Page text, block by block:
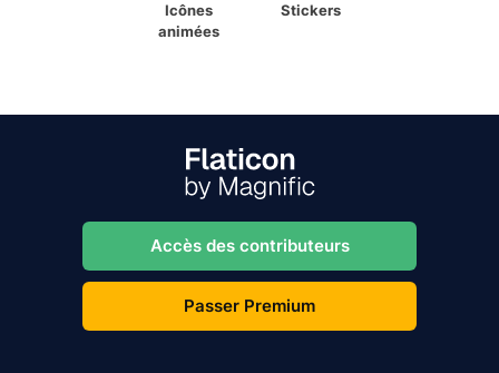
Icônes
animées
Stickers
Accès des contributeurs
Passer Premium